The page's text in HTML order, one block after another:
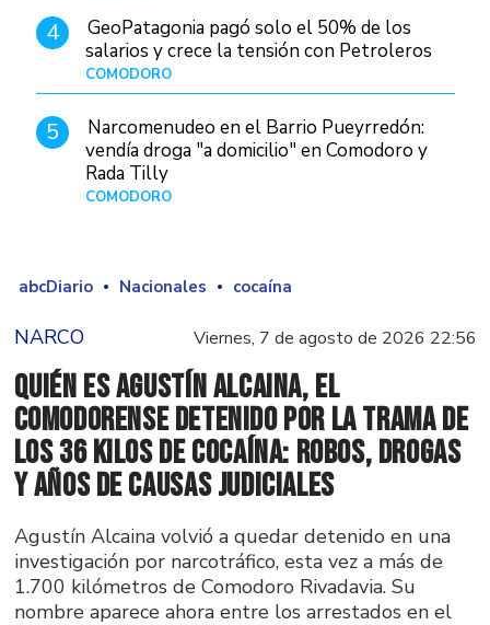
4
GeoPatagonia pagó solo el 50% de los
salarios y crece la tensión con Petroleros
COMODORO
5
Narcomenudeo en el Barrio Pueyrredón:
vendía droga "a domicilio" en Comodoro y
Rada Tilly
COMODORO
abcDiario Nacionales cocaína
NARCO Viernes, 7 de agosto de 2026 22:56
Quién es Agustín Alcaina, el
comodorense detenido por la trama de
los 36 kilos de cocaína: robos, drogas
y años de causas judiciales
Agustín Alcaina volvió a quedar detenido en una
investigación por narcotráfico, esta vez a más de
1.700 kilómetros de Comodoro Rivadavia. Su
nombre aparece ahora entre los arrestados en el